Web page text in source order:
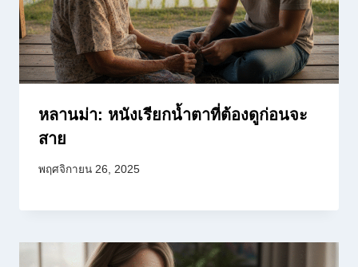
หลานม่า: หนังเรียกน้ำตาที่ต้องดูก่อนจะ
สาย
พฤศจิกายน 26, 2025